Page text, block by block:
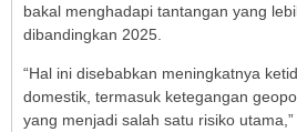
bakal menghadapi tantangan yang
dibandingkan 2025.
“Hal ini disebabkan meningkatnya
domestik, termasuk ketegangan
yang menjadi salah satu risiko utama,”